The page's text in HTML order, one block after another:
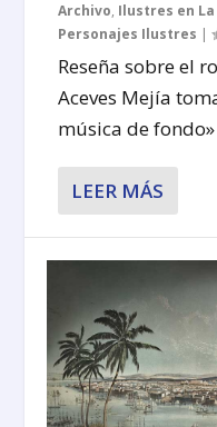
Archivo, Ilustres en La
Personajes Ilustres |
Reseña sobre el
Aceves Mejía
música de fondo»
LEER MÁS